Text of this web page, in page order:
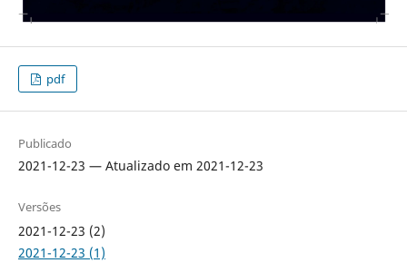
pdf
Publicado
2021-12-23 — Atualizado em 2021-12-23
Versões
2021-12-23 (2)
2021-12-23 (1)